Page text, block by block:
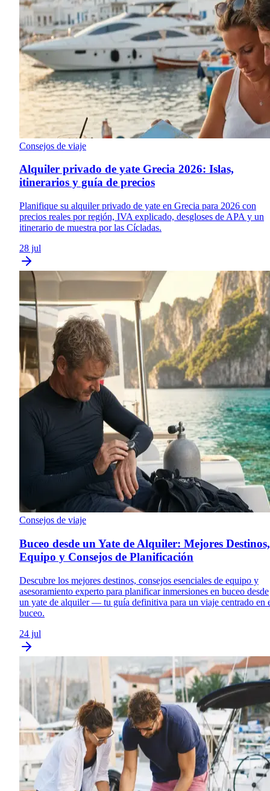
Consejos de viaje
Alquiler privado de yate Grecia 2026: Islas,
itinerarios y guía de precios
Planifique su alquiler privado de yate en Grecia para 2026 con
precios reales por región, IVA explicado, desgloses de APA y un
itinerario de muestra por las Cícladas.
28 jul
Consejos de viaje
Buceo desde un Yate de Alquiler: Mejores Destinos,
Equipo y Consejos de Planificación
Descubre los mejores destinos, consejos esenciales de equipo y
asesoramiento experto para planificar inmersiones en buceo desde
un yate de alquiler — tu guía definitiva para un viaje centrado en
buceo.
24 jul